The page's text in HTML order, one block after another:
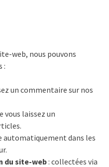
web, nous pouvons
:
un commentaire sur nos
vous laissez un
automatiquement dans les
du site-web: collectées via